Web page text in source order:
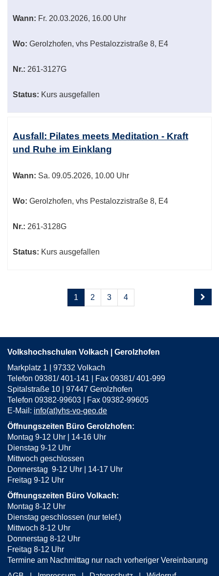
Wann: Fr. 20.03.2026, 16.00 Uhr
Wo: Gerolzhofen, vhs Pestalozzistraße 8, E4
Nr.: 261-3127G
Status: Kurs ausgefallen
Ausfall: Pilates meets Meditation - Kraft
und Ruhe im Einklang
Wann: Sa. 09.05.2026, 10.00 Uhr
Wo: Gerolzhofen, vhs Pestalozzistraße 8, E4
Nr.: 261-3128G
Status: Kurs ausgefallen
Seiten
blättern
1 2 3 4
Volkshochschulen Volkach | Gerolzhofen
Markplatz 1 | 97332 Volkach
Telefon 09381/ 401-141 | Fax 09381/ 401-999
Spitalstraße 10 | 97447 Gerolzhofen
Telefon 09382-99603 | Fax 09382-99605
E-Mail: info(at)vhs-vo-geo.de
Öffnungszeiten Büro Gerolzhofen:
Montag 9-12 Uhr | 14-16 Uhr
Dienstag 9-12 Uhr
Mittwoch geschlossen
Donnerstag 9-12 Uhr | 14-17 Uhr
Freitag 9-12 Uhr
Öffnungszeiten Büro Volkach:
Montag 8-12 Uhr
Dienstag geschlossen (nur telef.)
Mittwoch 8-12 Uhr
Donnerstag 8-12 Uhr
Freitag 8-12 Uhr
Termine am Nachmittag nur nach vorheriger Vereinbarung